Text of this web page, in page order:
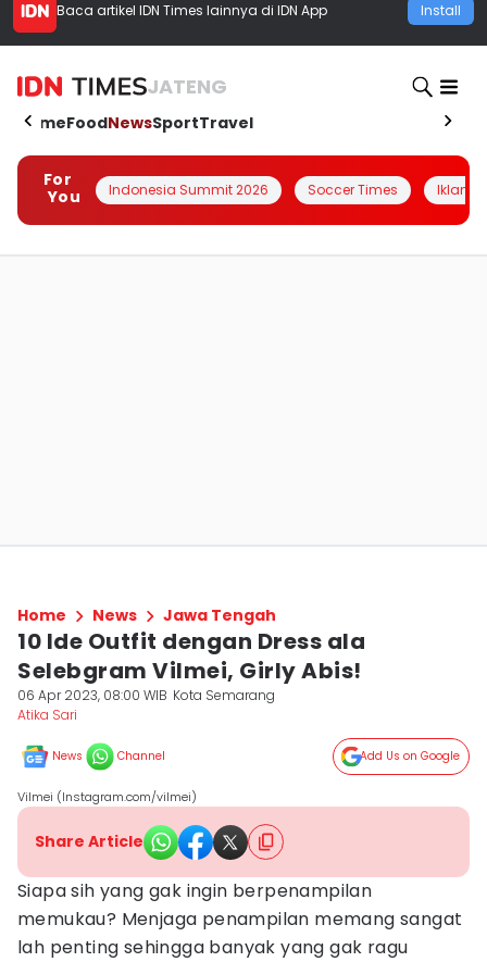
Baca artikel IDN Times lainnya di IDN App Install
JATENG
HomeFoodNewsSportTravel
For
You
Indonesia Summit 2026 Soccer Times Iklanin
Home News Jawa Tengah
10 Ide Outfit dengan Dress ala
Selebgram Vilmei, Girly Abis!
06 Apr 2023, 08:00 WIB Kota Semarang
Atika Sari
News Channel Add Us on Google
Vilmei (Instagram.com/vilmei)
Share Article
Siapa sih yang gak ingin berpenampilan
memukau? Menjaga penampilan memang sangat
lah penting sehingga banyak yang gak ragu